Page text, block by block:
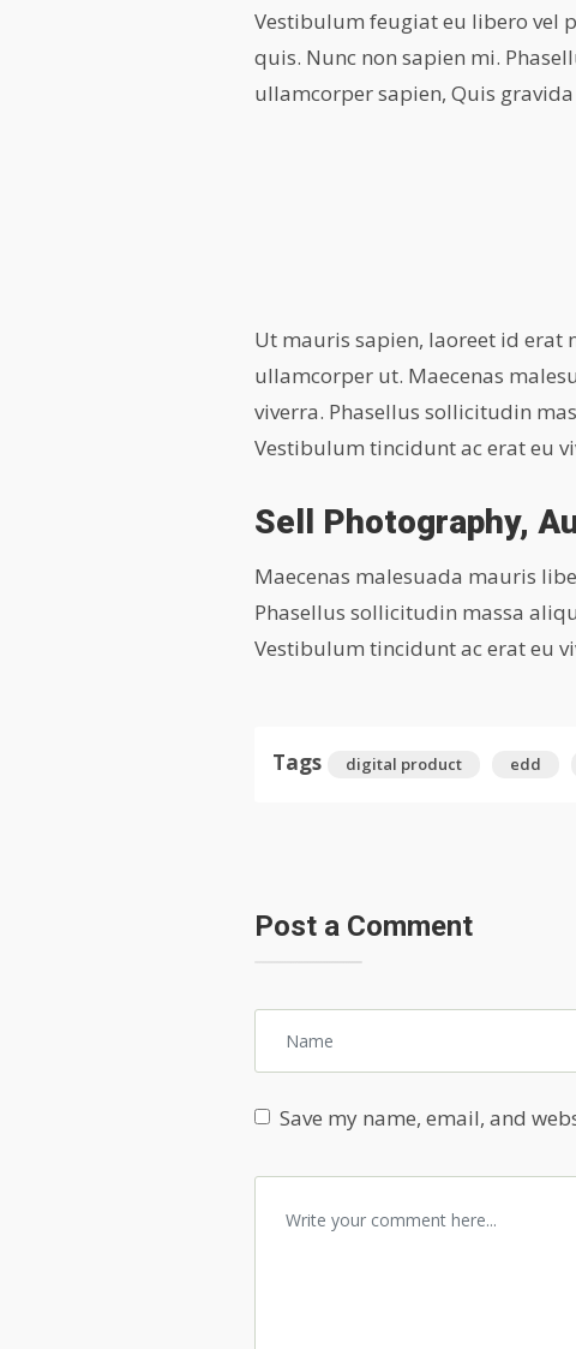
Vestibulum feugiat eu libero vel
quis. Nunc non sapien mi.
ullamcorper sapien, Quis
Ut mauris sapien, laoreet id erat
ullamcorper ut. Maecenas
viverra. Phasellus sollicitudin
Vestibulum tincidunt ac erat eu
Sell Photography,
Maecenas malesuada mauris
Phasellus sollicitudin massa
Vestibulum tincidunt ac erat eu
Tags digital product edd
Post a Comment
Save my name, email, and